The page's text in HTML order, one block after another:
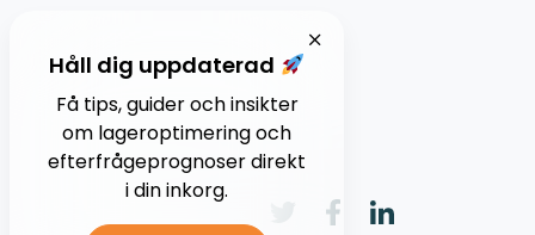
Håll dig uppdaterad
Få tips, guider och insikter
om lageroptimering och
efterfrågeprognoser direkt
i din inkorg.